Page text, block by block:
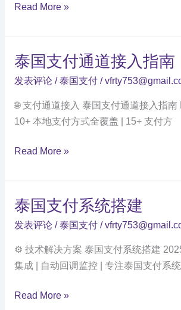
对
泰
PromptPay
支
付
全
攻
略
Read More »
泰国支付通道接入指南
发表评论 /泰国支付/
🌐 支付通道接入 泰国支付通道接入指南
10+ 本地支付方式全覆盖 | 15+ 支付方
泰
支
付
通
道
接
入
南
Read More »
泰国支付系统搭建
发表评论 /泰国支付/
⚙️ 技术解决方案 泰国支付系统搭建
集成 | 自动回调监控 | 专注泰国支付系
泰
Read More »